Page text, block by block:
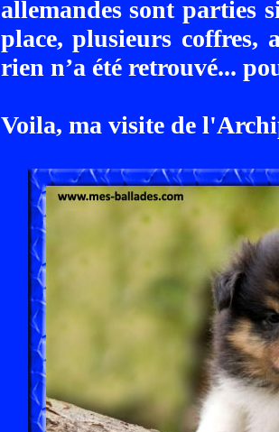
allemandes sont parties
place, plusieurs coffres,
rien n’a été retrouvé...
Voila, ma visite de